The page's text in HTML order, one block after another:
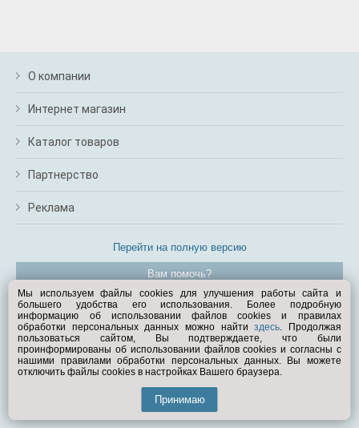
О компании
Интернет магазин
Каталог товаров
Партнерство
Реклама
Перейти на полную версию
Вам помочь?
© Exist.ru 1998—2026
Мы используем файлы cookies для улучшения работы сайта и
большего удобства его использования. Более подробную
информацию об использовании файлов cookies и правилах
обработки персональных данных можно найтиздесь. Продолжая
пользоваться сайтом, Вы подтверждаете, что были
проинформированы об использовании файлов cookies и согласны с
нашими правилами обработки персональных данных. Вы можете
отключить файлы cookies в настройках Вашего браузера.
Принимаю